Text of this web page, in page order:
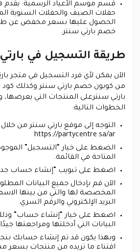
قسم موسم الأعياد الرسمية: يقدم
حفلات الصيف والحفلات السنوية
الحصول عليها بسعر مخفض عن
خصم بارتي سنتر.
طريقة التسجيل في
الآن يمكن لأي فرد التسجيل في متجر
من كوبون خصم بارتي سنتر وكذلك
بارتي سنترعلى المنتجات التي
الخطوات التالية:
التوجه إلى موقع بارتي سنتر من خلال
https://partycentre.sa/ar
الضغط على خيار “التسجيل”
المتاحة في القائمة.
اضغط على تبويب “إنشاء حساب
الآن قم بإدخال جميع البيانات
المخصصة لها والتي من بينها الاسم
البريد الإلكتروني والرقم السري.
اضغط على خيار “إنشاء حساب”
البيانات التي أدخلتها ومراجعتها
وبهذا يكون قد تم إنشاء حسابك
اقتناء ما تريده من منتجات بسعر